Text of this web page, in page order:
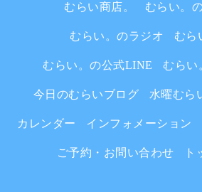
むらい商店。 むらい。
むらい。のラジオ むら
むらい。の公式LINE むらい
今日のむらいブログ 水曜むら
カレンダー インフォメーション
ご予約・お問い合わせ ト